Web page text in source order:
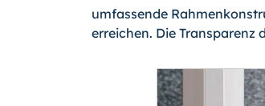
umfassende
erreichen. Die